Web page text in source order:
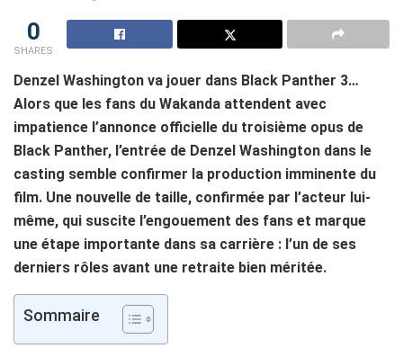
0
SHARES
Denzel Washington va jouer dans Black Panther 3…
Alors que les fans du Wakanda attendent avec
impatience l’annonce officielle du troisième opus de
Black Panther, l’entrée de Denzel Washington dans le
casting semble confirmer la production imminente du
film. Une nouvelle de taille, confirmée par l’acteur lui-
même, qui suscite l’engouement des fans et marque
une étape importante dans sa carrière : l’un de ses
derniers rôles avant une retraite bien méritée.
Sommaire